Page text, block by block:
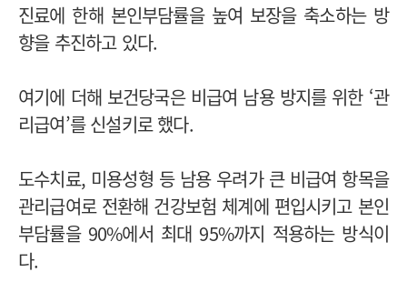
진료에 한해 본인부담률을 높여 보장을 축소하는 방
향을 추진하고 있다.
여기에 더해 보건당국은 비급여 남용 방지를 위한 ‘관
리급여’를 신설키로 했다.
도수치료, 미용성형 등 남용 우려가 큰 비급여 항목을
관리급여로 전환해 건강보험 체계에 편입시키고 본인
부담률을 90%에서 최대 95%까지 적용하는 방식이
다.